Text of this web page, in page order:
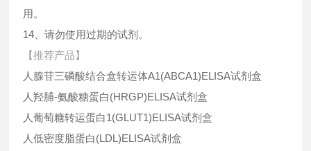
用。
14、请勿使用过期的试剂。
【推荐产品】
人腺苷三磷酸结合盒转运体A1(ABCA1)ELISA试剂盒
人羟脯-氨酸糖蛋白(HRGP)ELISA试剂盒
人葡萄糖转运蛋白1(GLUT1)ELISA试剂盒
人低密度脂蛋白(LDL)ELISA试剂盒